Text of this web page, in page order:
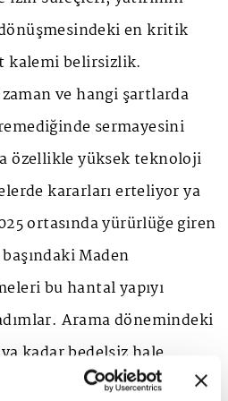
en kritik
kalemi belirsizlik.
ve hangi şartlarda
sermayesini
özellikle yüksek teknoloji
kararları erteliyor ya
ortasında yürürlüğe giren
Maden
bu hantal yapıyı
Arama dönemindeki
kadar bedelsiz hale
aya çekilmesi hedefi,